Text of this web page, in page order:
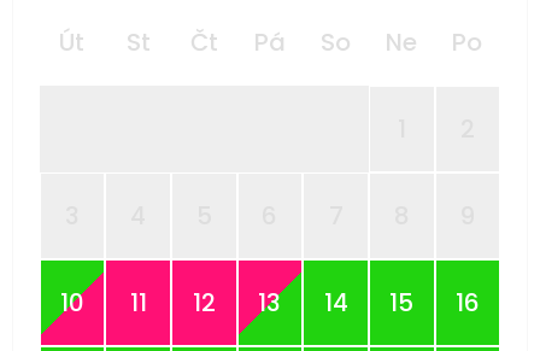
Út St Čt Pá So Ne Po
10 11 12 13 14 15 16